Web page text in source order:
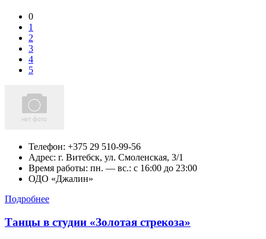
0
1
2
3
4
5
Телефон: +375 29 510-99-56
Адрес: г. Витебск, ул. Смоленская, 3/1
Время работы: пн. — вс.: c 16:00 до 23:00
ОДО «Джалин»
Подробнее
Танцы в студии «Золотая стрекоза»